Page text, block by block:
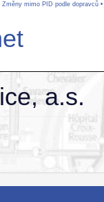
Změny mimo PID podle dopravců•
a.s.